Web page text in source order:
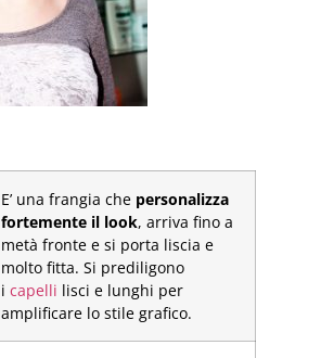
E’ una frangia che personalizza
fortemente il look, arriva fino a
metà fronte e si porta liscia e
molto fitta. Si prediligono
i capelli lisci e lunghi per
amplificare lo stile grafico.